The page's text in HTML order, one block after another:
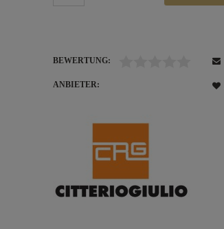
BEWERTUNG:
ANBIETER: